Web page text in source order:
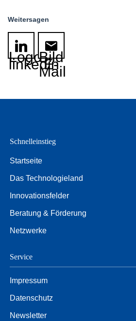
Weitersagen
Logo
linkedin
Bild
E-
Mail
Schnelleinstieg
Startseite
Das Technologieland
Innovationsfelder
Beratung & Förderung
Netzwerke
Service
Impressum
Datenschutz
Newsletter